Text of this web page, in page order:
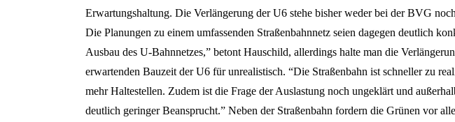
Erwartungshaltung. Die Verlängerung der U6 stehe bisher weder bei der BVG
Die Planungen zu einem umfassenden Straßenbahnnetz seien dagegen deutlich
Ausbau des U-Bahnnetzes,” betont Hauschild, allerdings halte man die
erwartenden Bauzeit der U6 für unrealistisch. “Die Straßenbahn ist schneller zu
mehr Haltestellen. Zudem ist die Frage der Auslastung noch ungeklärt und
deutlich geringer Beansprucht.” Neben der Straßenbahn fordern die Grünen vor